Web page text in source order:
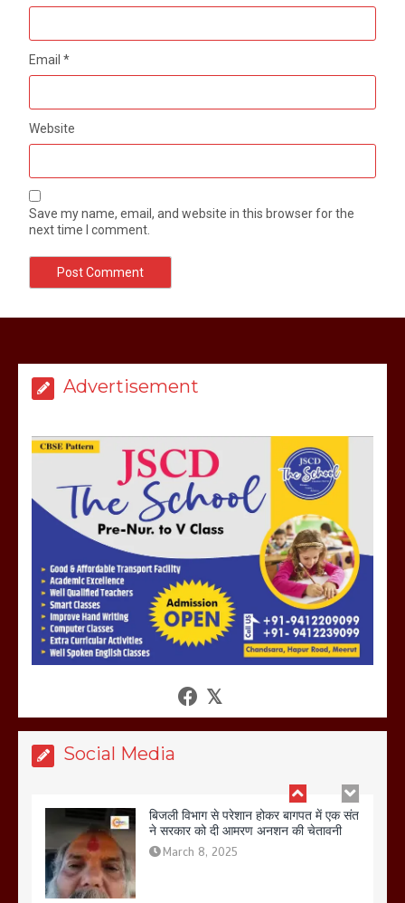
Email*
Website
Save my name, email, and website in this browser for the
next time I comment.
Advertisement
Social Media
उठाकर खाते कुत्ते का वीडियो इंटरनेट पर जमकर
हो रहा वायरल
होलिका रखने पर लात मार कर होलिका को किया
तहस नहस,मोहल्ले वालों के साथ की गई गाली
गलोच ,कहा अगर रखी गई होली तो होगा खून
March 11, 2025
आखिर क्यों जैनुल सालीकिन को शहर काजी नहीं
शफीकुर्रहमान रहमान ने
बिजली विभाग से परेशान होकर बागपत में एक संत
ने सरकार को दी आमरण अनशन की चेतावनी
March 8, 2025